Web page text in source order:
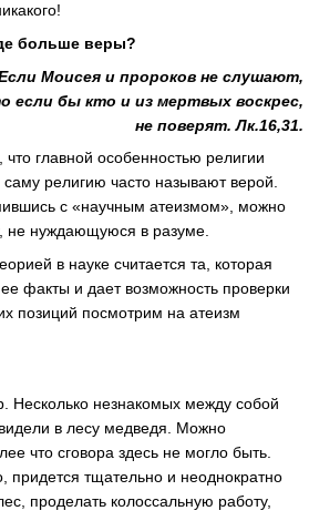
больше веры?
Моисея и пророков не слушают,
если бы кто и из мертвых воскрес,
не поверят. Лк.16,31.
главной особенностью религии
религию часто называют верой.
с «научным атеизмом», можно
не нуждающуюся в разуме.
в науке считается та, которая
факты и дает возможность проверки
позиций посмотрим на атеизм
Несколько незнакомых между собой
в лесу медведя. Можно
что сговора здесь не могло быть.
придется тщательно и неоднократно
проделать колоссальную работу,